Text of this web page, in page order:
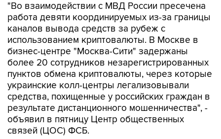
"Во взаимодействии с МВД России пресечена
работа девяти координируемых из-за границы
каналов вывода средств за рубеж с
использованием криптовалюты. В Москве в
бизнес-центре "Москва-Сити" задержаны
более 20 сотрудников незарегистрированных
пунктов обмена криптовалюты, через которые
украинские колл-центры легализовывали
средства, похищенные у российских граждан в
результате дистанционного мошенничества", -
объявил в пятницу Центр общественных
связей (ЦОС) ФСБ.